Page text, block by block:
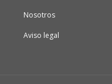
Nosotros
Aviso legal